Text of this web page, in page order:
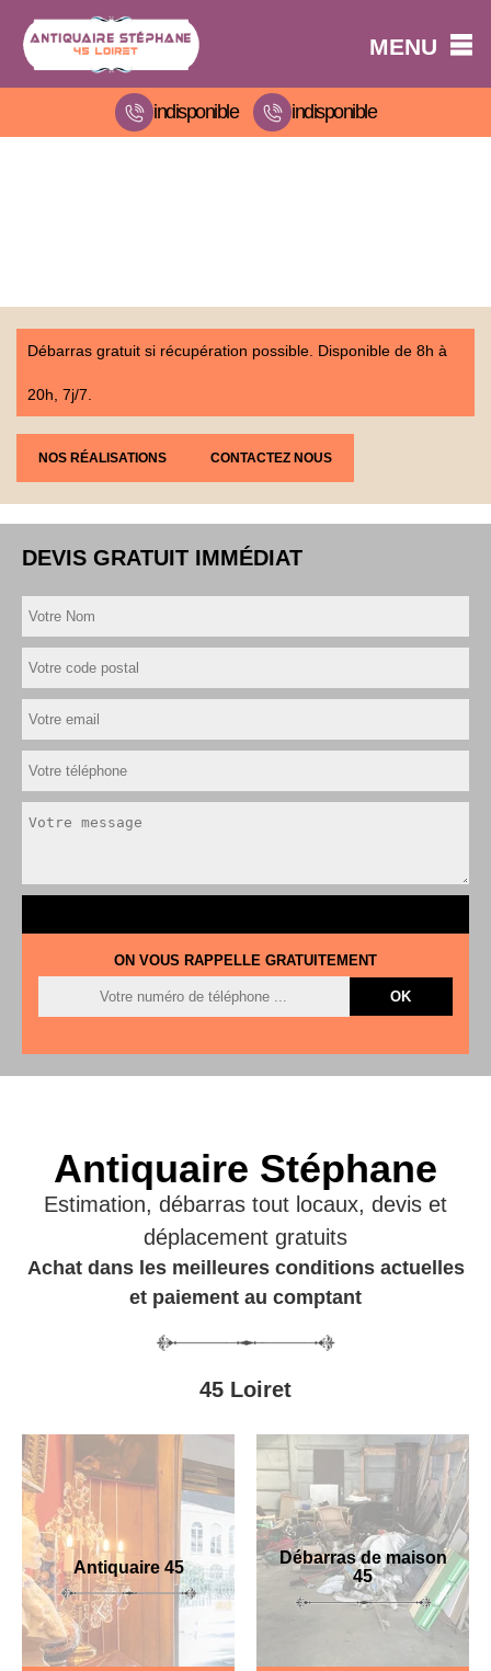
MENU
indisponible indisponible
Débarras gratuit si récupération possible. Disponible de 8h à
20h, 7j/7.
NOS RÉALISATIONS CONTACTEZ NOUS
DEVIS GRATUIT IMMÉDIAT
ON VOUS RAPPELLE GRATUITEMENT
Antiquaire Stéphane
Estimation, débarras tout locaux, devis et
déplacement gratuits
Achat dans les meilleures conditions actuelles
et paiement au comptant
45 Loiret
Antiquaire 45
Débarras de maison
45